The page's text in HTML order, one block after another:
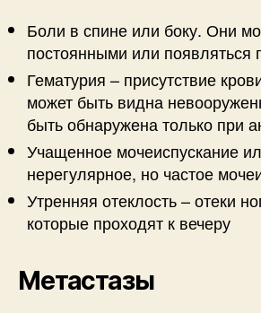
Боли в спине или боку. Они
постоянными или появляться
Гематурия – присутствие
может быть видна
быть обнаружена только при
Учащенное мочеиспускание
нерегулярное, но частое
Утренняя отеклость – отеки
которые проходят к вечеру
Метастазы